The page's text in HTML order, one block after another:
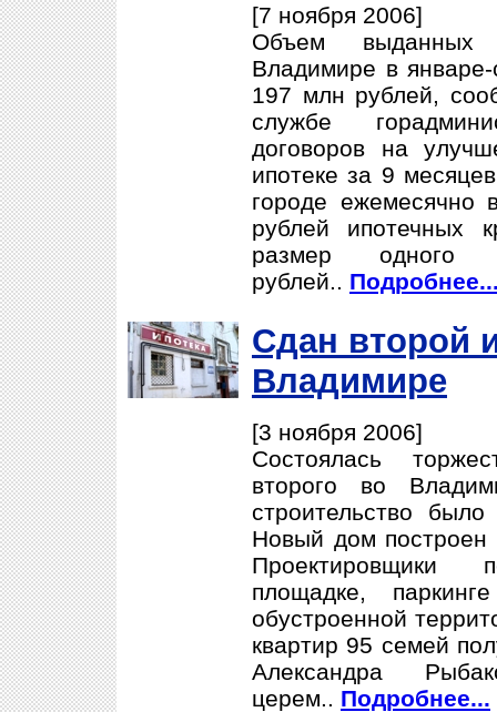
[7 ноября 2006]
Объем выданных
Владимире в январе-
197 млн рублей,
службе
договоров на
ипотеке за 9
городе ежемесячно
рублей ипотечных
размер
рублей..
Сдан второй
Владимире
[3 ноября 2006]
Состоялась
второго во
строительство
Новый дом
Проектировщики
площадке,
обустроенной
квартир 95 семей
Александра
церем.. Подробнее...